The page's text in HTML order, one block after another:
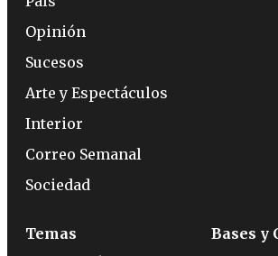
Opinión
Sucesos
Arte y Espectáculos
Interior
Correo Semanal
Sociedad
Temas
Bases y